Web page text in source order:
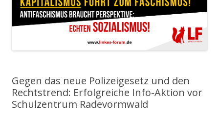
Gegen das neue Polizeigesetz und den
Rechtstrend: Erfolgreiche Info-Aktion vor
Schulzentrum Radevormwald